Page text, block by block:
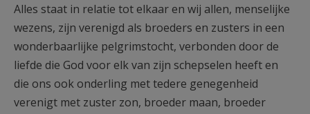
Alles staat in relatie tot elkaar en wij allen, menselijke
wezens, zijn verenigd als broeders en zusters in een
wonderbaarlijke pelgrimstocht, verbonden door de
liefde die God voor elk van zijn schepselen heeft en
die ons ook onderling met tedere genegenheid
verenigt met zuster zon, broeder maan, broeder